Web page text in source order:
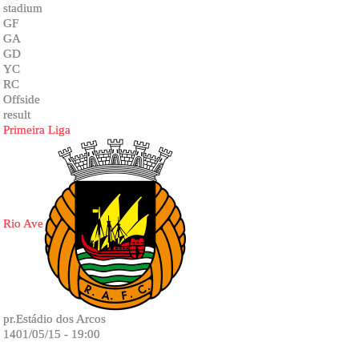
stadium
GF
GA
GD
YC
RC
Offside
result
Primeira Liga
Rio Ave
pr.Estádio dos Arcos
1401/05/15 - 19:00